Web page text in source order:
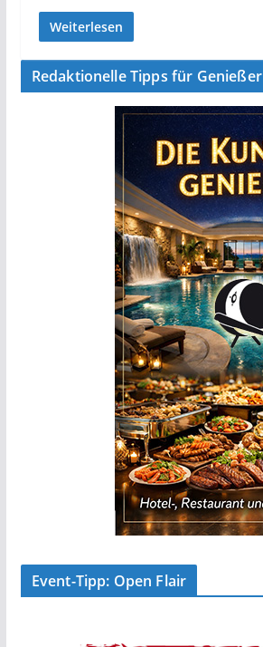
Weiterlesen
Redaktionelle Tipps für Genießer
Event-Tipp: Open Flair